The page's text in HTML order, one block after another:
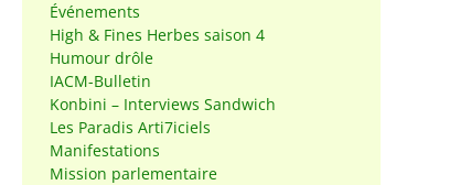
Événements
High & Fines Herbes saison 4
Humour drôle
IACM-Bulletin
Konbini – Interviews Sandwich
Les Paradis Arti7iciels
Manifestations
Mission parlementaire